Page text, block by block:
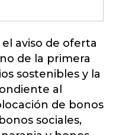
aviso de oferta
de la primera
sostenibles y la
al
de bonos
sociales,